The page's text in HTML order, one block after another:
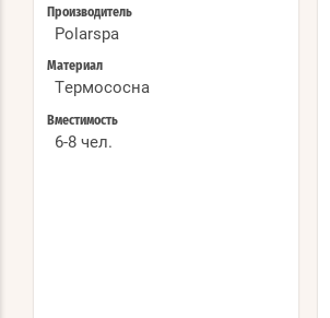
Производитель
Polarspa
Материал
Термососна
Вместимость
6-8 чел.